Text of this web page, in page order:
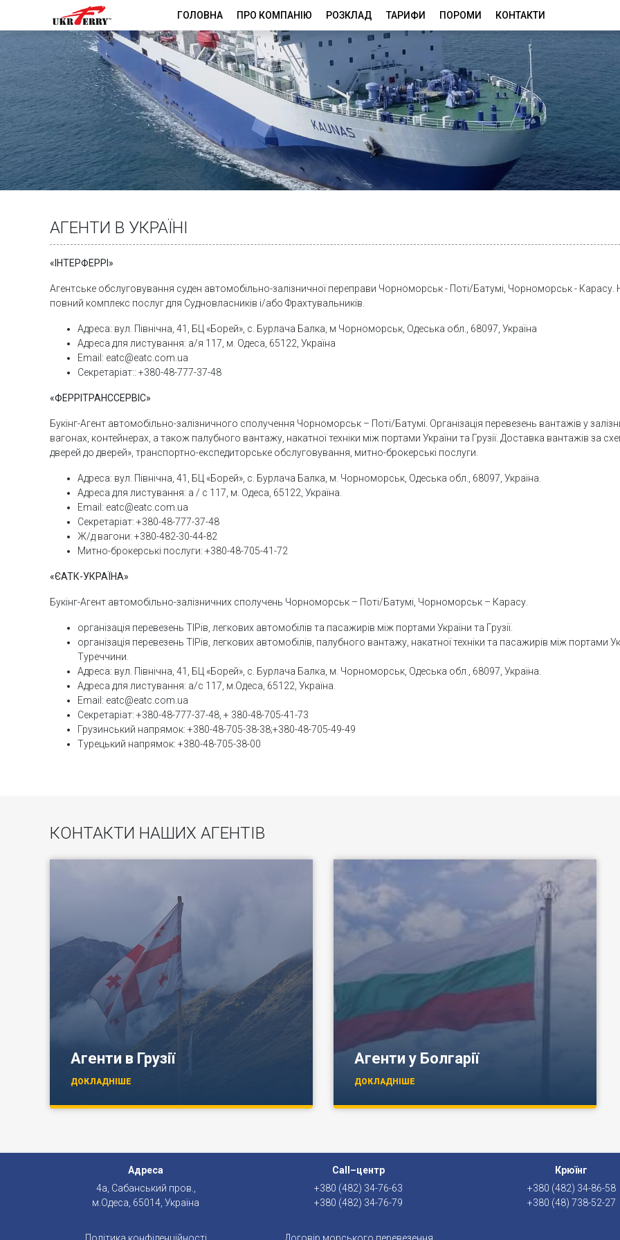
ГОЛОВНА ПРО КОМПАНIЮ РОЗКЛАД ТАРИФИ ПОРОМИ КОНТАКТИ
АГЕНТИ В УКРАЇНІ
«ІНТЕРФЕРРІ»
Агентcьке обслуговування суден автомобільно-залізничної переправи Чорноморськ - Поті/Батумі, Чорноморськ - Карасу.
повний комплекс послуг для Судновласників і/або Фрахтувальників.
Адреса: вул. Північна, 41, БЦ «Борей», с. Бурлача Балка, м Чорноморськ, Одеська обл., 68097, Україна
Адреса для листування: а/я 117, м. Одеса, 65122, Україна
Еmail: eatc@eatc.com.ua
Секретаріат:: +380-48-777-37-48
«ФЕРРІТРАНССЕРВІС»
Букінг-Агент автомобільно-залізничного сполучення Чорноморськ – Поті/Батумі. Організація перевезень вантажів у
вагонах, контейнерах, а також палубного вантажу, накатної техніки між портами України та Грузії. Доставка вантажів за
дверей до дверей», транспортно-експедиторське обслуговування, митно-брокерські послуги.
Адреса: вул. Північна, 41, БЦ «Борей», с. Бурлача Балка, м. Чорноморськ, Одеська обл., 68097, Україна.
Адреса для листування: а / с 117, м. Одеса, 65122, Україна.
Еmail: eatc@eatc.com.ua
Секретаріат: +380-48-777-37-48
Ж/д вагони: +380-482-30-44-82
Митно-брокерські послуги: +380-48-705-41-72
«ЄАТК-УКРАЇНА»
Букінг-Агент автомобільно-залізничних сполучень Чорноморськ – Поті/Батумі, Чорноморськ – Карасу.
організація перевезень ТІРів, легкових автомобілів та пасажирів між портами України та Грузії.
організація перевезень ТІРів, легкових автомобілів, палубного вантажу, накатної техніки та пасажирів між портами
Туреччини.
Адреса: вул. Північна, 41, БЦ «Борей», с. Бурлача Балка, м. Чорноморськ, Одеська обл., 68097, Україна.
Адреса для листування: а/с 117, м.Одеса, 65122, Україна.
Еmail: eatc@eatc.com.ua
Секретаріат: +380-48-777-37-48, + 380-48-705-41-73
Грузинський напрямок: +380-48-705-38-38;+380-48-705-49-49
Турецький напрямок: +380-48-705-38-00
КОНТАКТИ НАШИХ АГЕНТІВ
Агенти в Грузії
ДОКЛАДНІШЕ
Агенти у Болгарії
ДОКЛАДНІШЕ
Адреса
4а, Сабанський пров.,
м.Одеса, 65014, Україна
Call–центр
+380 (482) 34-76-63
+380 (482) 34-76-79
Крюїнг
+380 (482) 34-86-58
+380 (48) 738-52-27